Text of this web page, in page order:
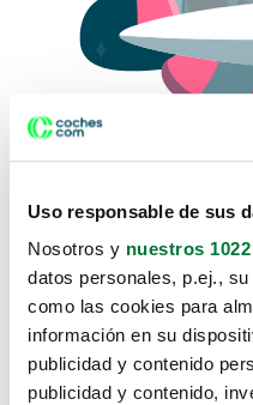
Uso responsable de sus
Nosotros y nuestros
datos personales, p.ej.,
como las cookies para
información en su
publicidad y contenido
publicidad y contenido,
Lo sentimos,
te hemos